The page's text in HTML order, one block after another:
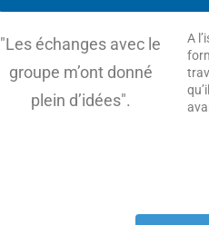
"Les échanges avec le
groupe m’ont donné
plein d’idées".
A